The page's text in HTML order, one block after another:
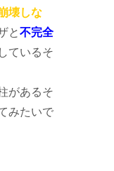
壊しな
と不完全
ているそ
があるそ
みたいで